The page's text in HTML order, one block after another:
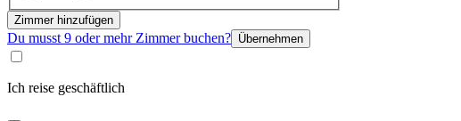
Zimmer hinzufügen
Du musst 9 oder mehr Zimmer buchen? Übernehmen
Ich reise geschäftlich